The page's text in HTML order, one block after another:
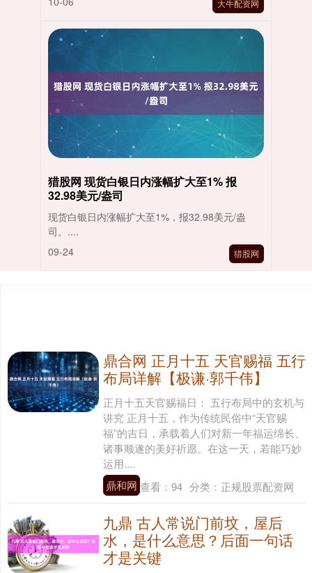
大牛配资网
猎股网 现货白银日内涨幅扩大至1% 报
32.98美元/盎司
现货白银日内涨幅扩大至1%，报32.98美元/盎
司。....
09-24
猎股网
鼎合网 正月十五 天官赐福 五行
布局详解【极谦·郭千伟】
正月十五天官赐福日： 五行布局中的玄机与
讲究 正月十五，作为传统民俗中“天官赐
福”的吉日，承载着人们对新一年福运绵长、
诸事顺遂的美好祈愿。在这一天，若能巧妙
运用....
鼎和网 查看： 94 分类： 正规股票配资网
九鼎 古人常说门前坟，屋后
水，是什么意思？后面一句话
才是关键